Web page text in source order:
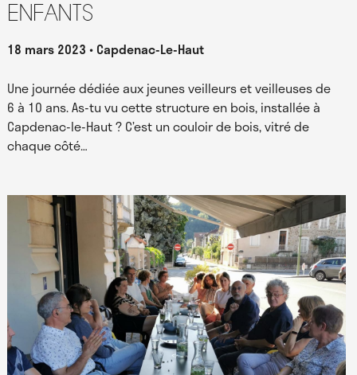
enfants
18 mars 2023 Capdenac-Le-Haut
Une journée dédiée aux jeunes veilleurs et veilleuses de
6 à 10 ans. As-tu vu cette structure en bois, installée à
Capdenac-le-Haut ? C’est un couloir de bois, vitré de
chaque côté…